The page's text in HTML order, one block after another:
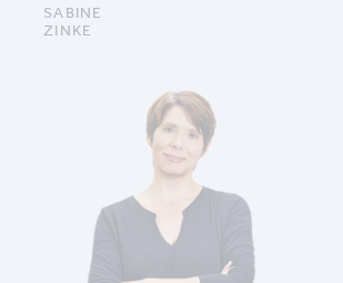
SABINE
ZINKE